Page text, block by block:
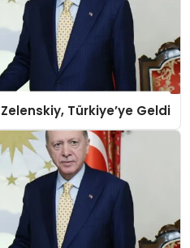
Türkiye’ye Geldi